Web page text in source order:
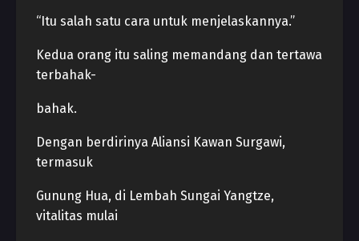
“Itu salah satu cara untuk menjelaskannya.”
Kedua orang itu saling memandang dan tertawa
terbahak-
bahak.
Dengan berdirinya Aliansi Kawan Surgawi,
termasuk
Gunung Hua, di Lembah Sungai Yangtze,
vitalitas mulai